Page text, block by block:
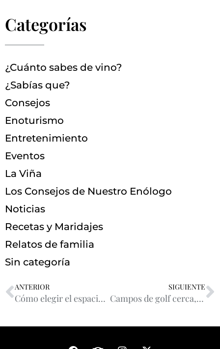
Categorías
¿Cuánto sabes de vino?
¿Sabías que?
Consejos
Enoturismo
Entretenimiento
Eventos
La Viña
Los Consejos de Nuestro Enólogo
Noticias
Recetas y Maridajes
Relatos de familia
Sin categoría
ANTERIOR
Cómo elegir el espacio perfecto para un evento en Rioja: checklist imprescindible antes de pedir presupuesto
SIGUIENTE
Campos de golf cerca, naturaleza y río Ebro y Najerilla